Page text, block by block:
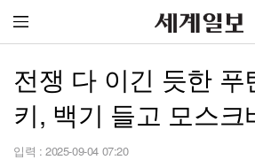
전쟁 다 이긴 듯한 푸
키, 백기 들고 모스크
입력 : 2025-09-04 07:20